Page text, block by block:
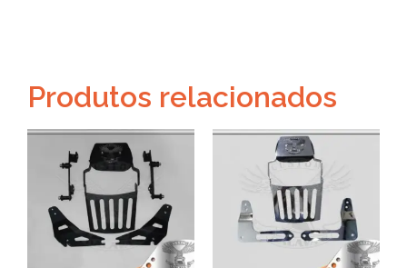
Produtos relacionados